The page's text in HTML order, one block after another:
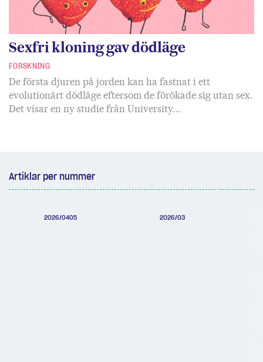
Sexfri kloning gav dödläge
FORSKNING
De första djuren på jorden kan ha fastnat i ett
evolutionärt dödläge eftersom de förökade sig utan sex.
Det visar en ny studie från University…
Artiklar per nummer
2026/0405 2026/03